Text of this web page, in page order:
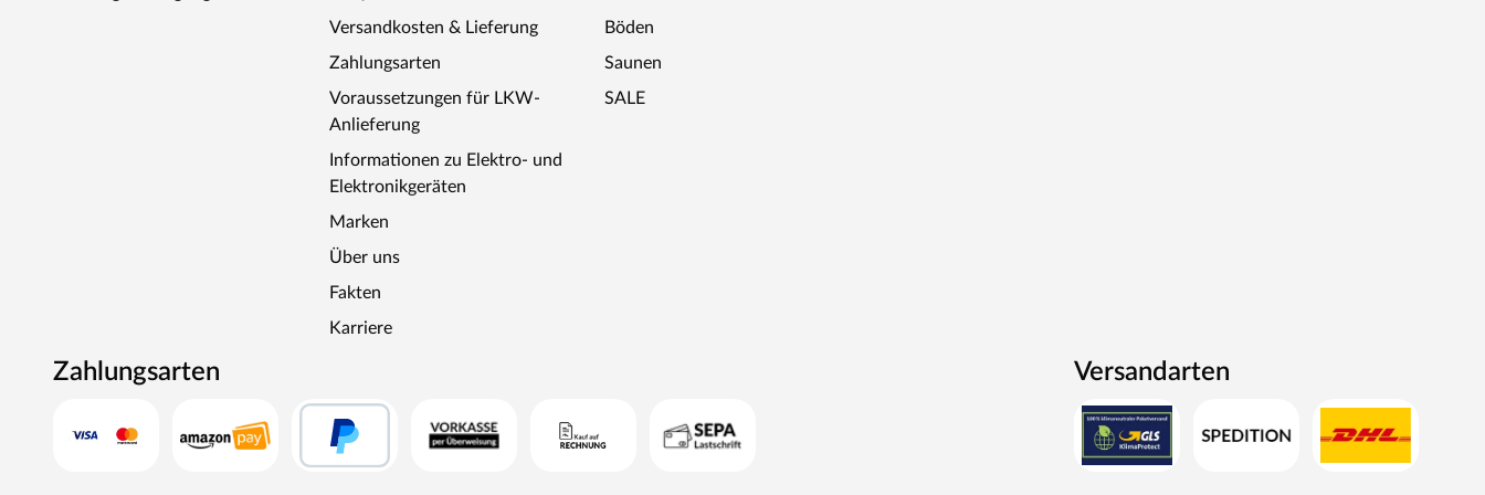
dürfen nur durch einen örtlich zugelassenen Elektroinstallateur mittels festem Anschluss an das Netz
angeschlossen werden. Ausnahme: 230 Volt Plug-&-Play-Saunaöfen. Die Mindestsicherheitsabstände vom
Ofen zur Wand und vom Ofen zum Ofenschutz müssen unbedingt eingehalten werden. Bei 9-kW-Öfen
muss die Höhe des Ofenschutzes angepasst werden. Bitte beachte zu den obig genannten Hinweisen die
Versandkosten & Lieferung
Zahlungsarten
Voraussetzungen für LKW-
Anlieferung
Informationen zu Elektro- und
Elektronikgeräten
Marken
Über uns
Fakten
Karriere
Böden
Saunen
SALE
Zahlungsarten Versandarten